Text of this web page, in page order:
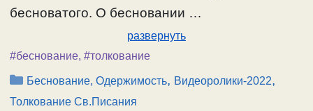
бесноватого. О бесновании …
развернуть
#беснование, #толкование
Рубрики
Беснование, Одержимость, Видеоролики-2022,
Толкование Св.Писания